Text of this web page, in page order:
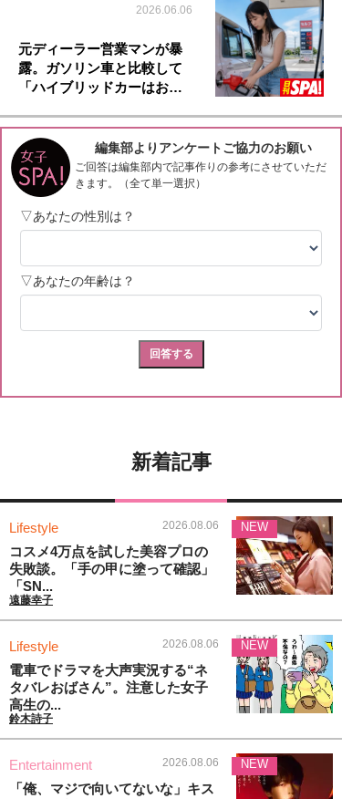
2026.06.06
元ディーラー営業マンが暴
露。ガソリン車と比較して
「ハイブリッドカーはお…
新着記事
Lifestyle 2026.08.06
コスメ4万点を試した美容プロの
失敗談。「手の甲に塗って確認」
「SN...
遠藤幸子
NEW
Lifestyle 2026.08.06
電車でドラマを大声実況する“ネ
タバレおばさん”。注意した女子
高生の...
鈴木詩子
NEW
Entertainment 2026.08.06
「俺、マジで向いてないな」キス
NEW